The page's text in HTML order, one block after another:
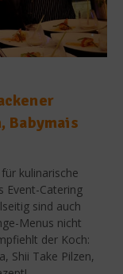
Babymais
kulinarische
Event-Catering
sind auch
Menus nicht
der Koch:
Shii Take Pilzen,